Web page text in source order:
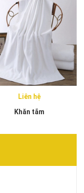
Liên hệ
Khăn tắm